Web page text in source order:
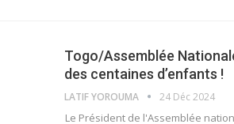
Togo/Assemblée
des centaines d’enfants !
LATIF YOROUMA 24 Déc 2024
Le Président de l'Assemblée